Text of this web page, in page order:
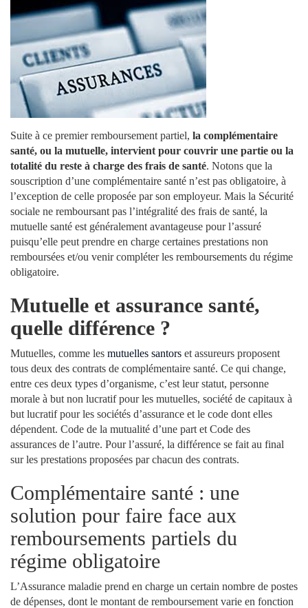
Suite à ce premier remboursement partiel, la complémentaire
santé, ou la mutuelle, intervient pour couvrir une partie ou la
totalité du reste à charge des frais de santé. Notons que la
souscription d’une complémentaire santé n’est pas obligatoire, à
l’exception de celle proposée par son employeur. Mais la Sécurité
sociale ne remboursant pas l’intégralité des frais de santé, la
mutuelle santé est généralement avantageuse pour l’assuré
puisqu’elle peut prendre en charge certaines prestations non
remboursées et/ou venir compléter les remboursements du régime
obligatoire.
Mutuelle et assurance santé,
quelle différence ?
Mutuelles, comme les mutuelles santors et assureurs proposent
tous deux des contrats de complémentaire santé. Ce qui change,
entre ces deux types d’organisme, c’est leur statut, personne
morale à but non lucratif pour les mutuelles, société de capitaux à
but lucratif pour les sociétés d’assurance et le code dont elles
dépendent. Code de la mutualité d’une part et Code des
assurances de l’autre. Pour l’assuré, la différence se fait au final
sur les prestations proposées par chacun des contrats.
Complémentaire santé : une
solution pour faire face aux
remboursements partiels du
régime obligatoire
L’Assurance maladie prend en charge un certain nombre de postes
de dépenses, dont le montant de remboursement varie en fonction